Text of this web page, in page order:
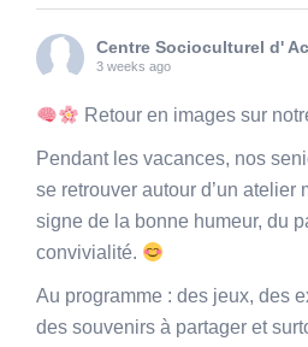
Centre Socioculturel d'
3 weeks ago
Retour en images sur
Pendant les vacances, nos
se retrouver autour d’un atelier
signe de la bonne humeur, du
convivialité.
Au programme : des jeux, des
des souvenirs à partager et